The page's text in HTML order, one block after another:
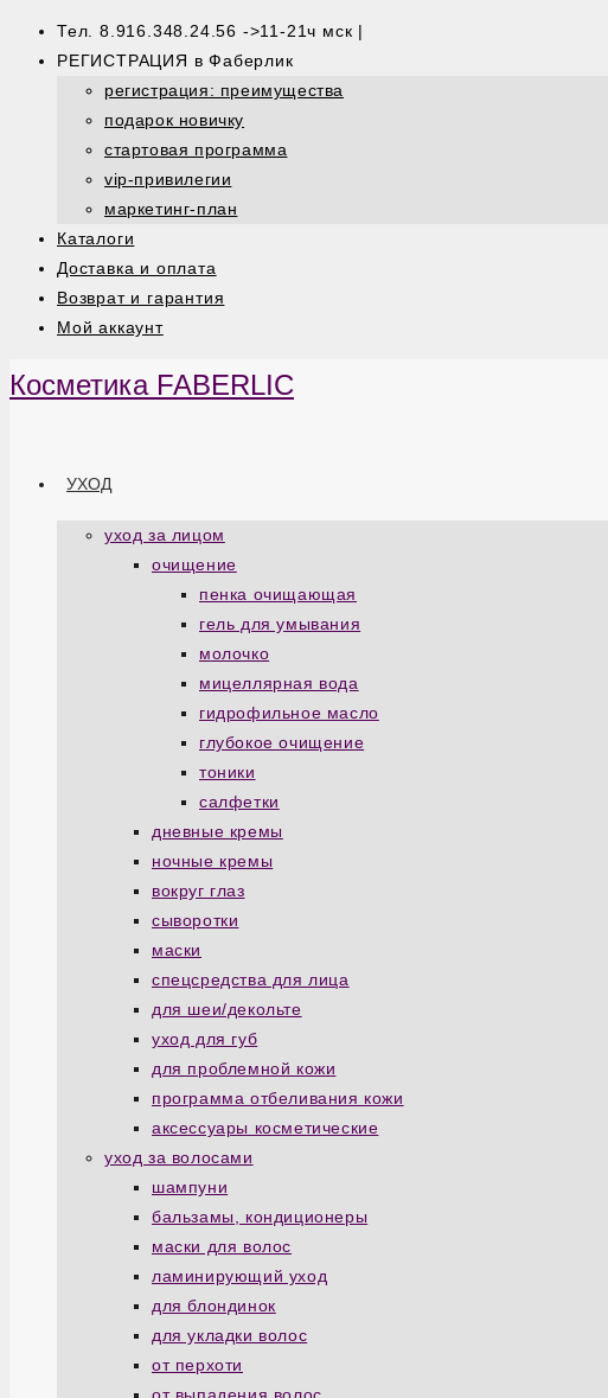
Тел. 8.916.348.24.56 ->11-21ч мск |
РЕГИСТРАЦИЯ в Фаберлик
регистрация: преимущества
подарок новичку
стартовая программа
vip-привилегии
маркетинг-план
Каталоги
Доставка и оплата
Возврат и гарантия
Мой аккаунт
Косметика FABERLIC
УХОД
уход за лицом
очищение
пенка очищающая
гель для умывания
молочко
мицеллярная вода
гидрофильное масло
глубокое очищение
тоники
салфетки
дневные кремы
ночные кремы
вокруг глаз
сыворотки
маски
спецсредства для лица
для шеи/декольте
уход для губ
для проблемной кожи
программа отбеливания кожи
аксессуары косметические
уход за волосами
шампуни
бальзамы, кондиционеры
маски для волос
ламинирующий уход
для блондинок
для укладки волос
от перхоти